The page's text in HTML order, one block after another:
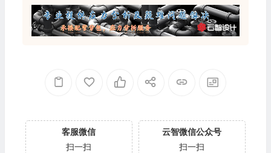
客服微信
扫一扫
云智微信公众号
扫一扫